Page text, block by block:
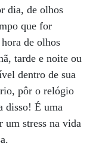
dia, de olhos
que for
de olhos
tarde e noite ou
dentro de sua
pôr o relógio
disso! É uma
um stress na vida